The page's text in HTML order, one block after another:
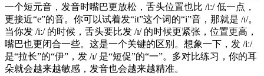
一个短元音，发音时嘴巴更放松，舌头位置也比 /iː/ 低一点，
更接近“e”的音。你可以试着发“it”这个词的“i”音，那就是 /ɪ/。
当你发 /iː/ 的时候，舌头要比发 /ɪ/ 的时候更紧张，位置更高，
嘴巴也更闭合一些。这是一个关键的区别。想象一下，发 /iː/
是“拉长”的“伊”，发 /ɪ/ 是“短促”的“一”。多对比练习，你的耳
朵就会越来越敏感，发音也会越来越精准。